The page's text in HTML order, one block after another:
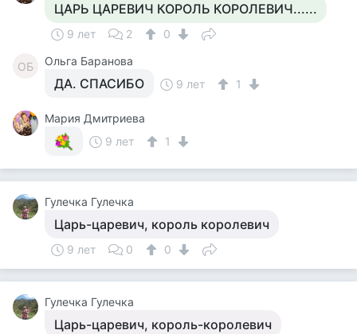
ЦАРЬ ЦАРЕВИЧ КОРОЛЬ КОРОЛЕВИЧ......
9 лет 2 0
ОБ Ольга Баранова
ДА. СПАСИБО 9 лет 1
Мария Дмитриева
9 лет
1
Гулечка Гулечка
Царь-царевич, король королевич
9 лет 0 0
Гулечка Гулечка
Царь-царевич, король-королевич